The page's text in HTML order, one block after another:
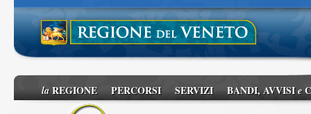
laREGIONE PERCORSI SERVIZI BANDI, AVVISIe